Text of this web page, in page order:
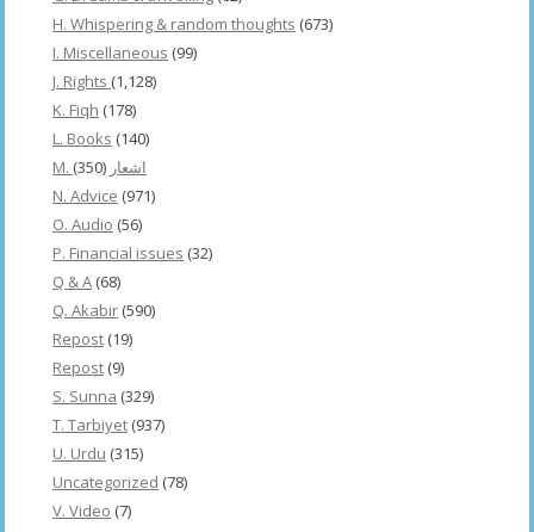
H. Whispering & random thoughts (673)
I. Miscellaneous (99)
J. Rights (1,128)
K. Fiqh (178)
L. Books (140)
M. اشعار (350)
N. Advice (971)
O. Audio (56)
P. Financial issues (32)
Q & A (68)
Q. Akabir (590)
Repost (19)
Repost (9)
S. Sunna (329)
T. Tarbiyet (937)
U. Urdu (315)
Uncategorized (78)
V. Video (7)